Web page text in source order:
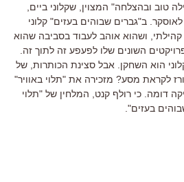
טוב ובהצלחה" המצוין, שקלוני ביים,
ב"גברים שבוהים בעזים" קלוני
ושהוא אוהב לעבוד בסביבה שהוא
השונים שלו לפעפע זה לתוך זה.
הוא השחקן. אבל סצינת הכותרות, של
לקראת מסע? מזכירה את "תלוי באוויר"
דומה. כי רולף קנט, המלחין של "תלוי
בעזים".